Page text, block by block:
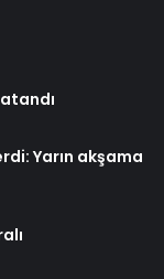
Yarın akşama